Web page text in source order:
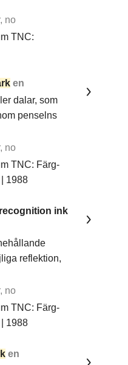
no
TNC:
en
dalar, som
penselns
no
TNC: Färg-
1988
recognition ink
reflektion,
no
TNC: Färg-
1988
en